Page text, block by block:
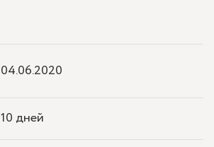
04.06.2020
10 дней